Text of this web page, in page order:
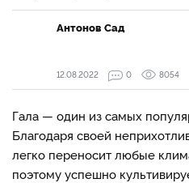
Антонов Сад
12.08.2022
0 8054
Гала — один из самых
Благодаря своей
легко переносит любые
поэтому успешно